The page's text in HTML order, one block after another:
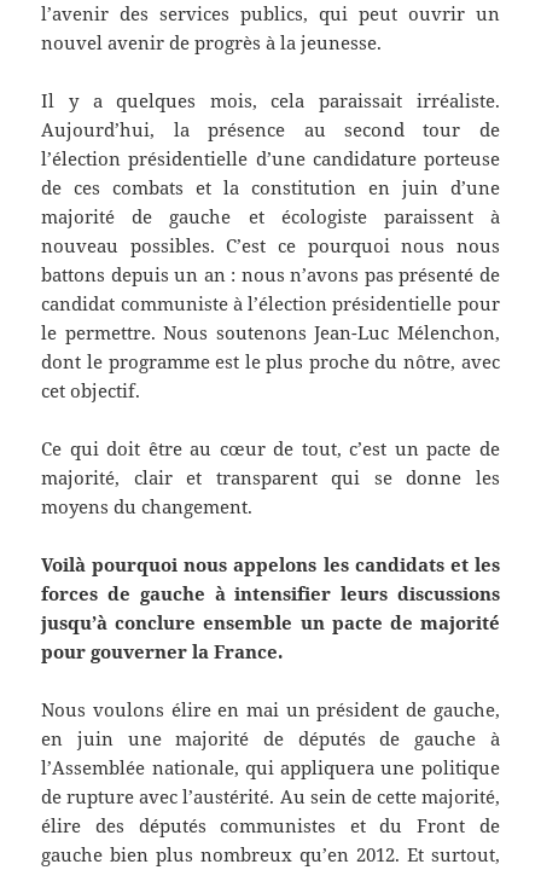
l’avenir des services publics, qui peut ouvrir un
nouvel avenir de progrès à la jeunesse.
Il y a quelques mois, cela paraissait irréaliste.
Aujourd’hui, la présence au second tour de
l’élection présidentielle d’une candidature porteuse
de ces combats et la constitution en juin d’une
majorité de gauche et écologiste paraissent à
nouveau possibles. C’est ce pourquoi nous nous
battons depuis un an : nous n’avons pas présenté de
candidat communiste à l’élection présidentielle pour
le permettre. Nous soutenons Jean-Luc Mélenchon,
dont le programme est le plus proche du nôtre, avec
cet objectif.
Ce qui doit être au cœur de tout, c’est un pacte de
majorité, clair et transparent qui se donne les
moyens du changement.
Voilà pourquoi nous appelons les candidats et les
forces de gauche à intensifier leurs discussions
jusqu’à conclure ensemble un pacte de majorité
pour gouverner la France.
Nous voulons élire en mai un président de gauche,
en juin une majorité de députés de gauche à
l’Assemblée nationale, qui appliquera une politique
de rupture avec l’austérité. Au sein de cette majorité,
élire des députés communistes et du Front de
gauche bien plus nombreux qu’en 2012. Et surtout,